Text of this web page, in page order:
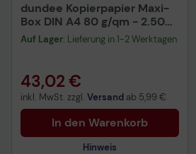
dundee Kopierpapier Maxi-
Box DIN A4 80 g/qm - 2.500
Blatt
Auf Lager: Lieferung in 1-2 Werktagen
43,02 €
inkl. MwSt. zzgl. Versand ab 5,99 €
In den Warenkorb
Hinweis